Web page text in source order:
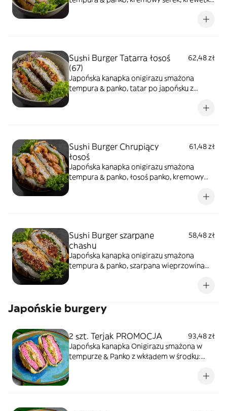
Sushi Burger Tatarra łosoś
(67)
62,48 zł
Japońska kanapka onigirazu smażona
tempura & panko, tatar po japońsku z
Sushi Burger Chrupiący
łosoś
61,48 zł
Japońska kanapka onigirazu smażona
tempura & panko, łosoś panko, kremowy
Sushi Burger szarpane
chashu
58,48 zł
Japońska kanapka onigirazu smażona
tempura & panko, szarpana wieprzowina
Japońskie burgery
2 szt. Terjak PROMOCJA
93,48 zł
Japońska kanapka Onigirazu smażona w
tempurze & Panko z wkładem w środku: